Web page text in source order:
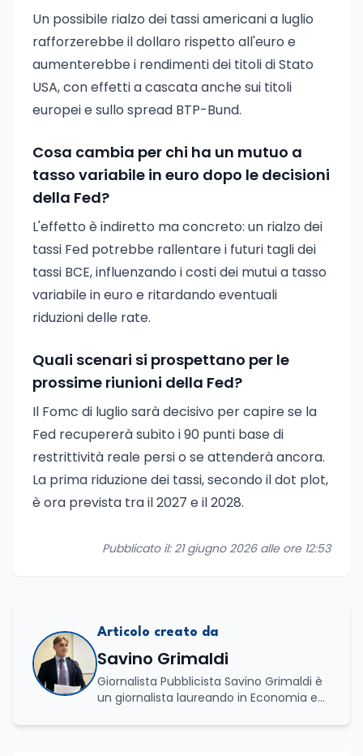
Un possibile rialzo dei tassi americani a luglio
rafforzerebbe il dollaro rispetto all'euro e
aumenterebbe i rendimenti dei titoli di Stato
USA, con effetti a cascata anche sui titoli
europei e sullo spread BTP-Bund.
Cosa cambia per chi ha un mutuo a
tasso variabile in euro dopo le decisioni
della Fed?
L'effetto è indiretto ma concreto: un rialzo dei
tassi Fed potrebbe rallentare i futuri tagli dei
tassi BCE, influenzando i costi dei mutui a tasso
variabile in euro e ritardando eventuali
riduzioni delle rate.
Quali scenari si prospettano per le
prossime riunioni della Fed?
Il Fomc di luglio sarà decisivo per capire se la
Fed recupererà subito i 90 punti base di
restrittività reale persi o se attenderà ancora.
La prima riduzione dei tassi, secondo il dot plot,
è ora prevista tra il 2027 e il 2028.
Pubblicato il: 21 giugno 2026 alle ore 12:53
Articolo creato da
Savino Grimaldi
Giornalista Pubblicista Savino Grimaldi è
un giornalista laureando in Economia e
maturata nel settore della formazione.